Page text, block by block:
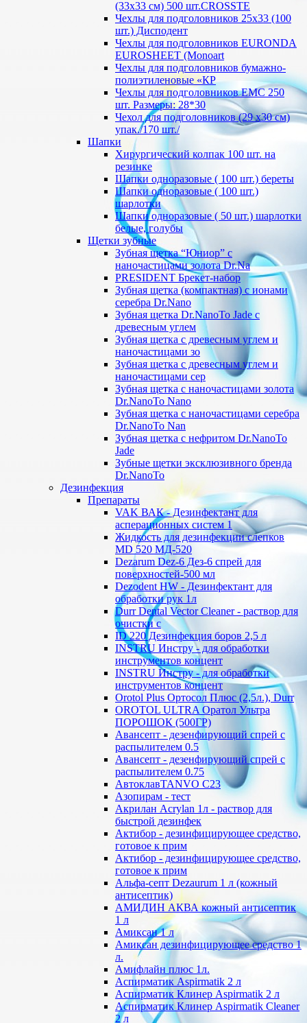
(33х33 см) 500 шт.CROSSTE
Чехлы для подголовников 25х33 (100
шт.) Дисподент
Чехлы для подголовников EURONDA
EUROSHEET (Monoart
Чехлы для подголовников бумажно-
полиэтиленовые «КР
Чехлы для подголовников ЕМС 250
шт. Размеры: 28*30
Чехол для подголовников (29 х30 см)
упак./170 шт./
Шапки
Хирургический колпак 100 шт. на
резинке
Шапки одноразовые ( 100 шт.) береты
Шапки одноразовые ( 100 шт.)
шарлотки
Шапки одноразовые ( 50 шт.) шарлотки
белые, голубы
Щетки зубные
Зубная щетка “Юниор” с
наночастицами золота Dr.Na
PRESIDENT Брекет-набор
Зубная щетка (компактная) с ионами
серебра Dr.Nano
Зубная щетка Dr.NanoTo Jade с
древесным углем
Зубная щетка с древесным углем и
наночастицами зо
Зубная щетка с древесным углем и
наночастицами сер
Зубная щетка с наночастицами золота
Dr.NanoTo Nano
Зубная щетка с наночастицами серебра
Dr.NanoTo Nan
Зубная щетка с нефритом Dr.NanoTo
Jade
Зубные щетки эксклюзивного бренда
Dr.NanoTo
Дезинфекция
Препараты
VAK ВАК - Дезинфектант для
асперационных систем 1
Жидкость для дезинфекции слепков
MD 520 МД-520
Dezarum Dez-6 Дез-6 спрей для
поверхностей-500 мл
Dezodent HW - Дезинфектант для
обработки рук 1л
Durr Dental Vector Cleaner - раствор для
очистки с
ID 220 Дезинфекция боров 2,5 л
INSTRU Инстру - для обработки
инструментов концент
INSTRU Инстру - для обработки
инструментов концент
Orotol Plus Ортосол Плюс (2,5л.), Durr
OROTOL ULTRA Оратол Ультра
ПОРОШОК (500ГР)
Авансепт - дезенфирующий спрей с
распылителем 0.5
Авансепт - дезенфирующий спрей с
распылителем 0.75
АвтоклавTANVO С23
Азопирам - тест
Акрилан Acrylan 1л - раствор для
быстрой дезинфек
Актибор - дезинфицирующее средство,
готовое к прим
Актибор - дезинфицирующее средство,
готовое к прим
Альфа-септ Dezaurum 1 л (кожный
антисептик)
АМИДИН АКВА кожный антисептик
1 л
Амиксан 1 л
Амиксан дезинфицирующее средство 1
л.
Амифлайн плюс 1л.
Аспирматик Aspirmatik 2 л
Аспирматик Клинер Aspirmatik 2 л
Аспирматик Клинер Aspirmatik Cleaner
2 л